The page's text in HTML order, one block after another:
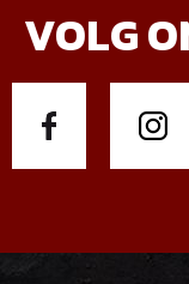
VOLG